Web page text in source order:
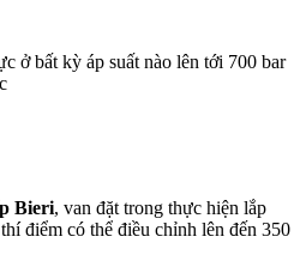
ở bất kỳ áp suất nào lên tới 700 bar
Bieri, van đặt trong thực hiện lắp
điểm có thể điều chỉnh lên đến 350